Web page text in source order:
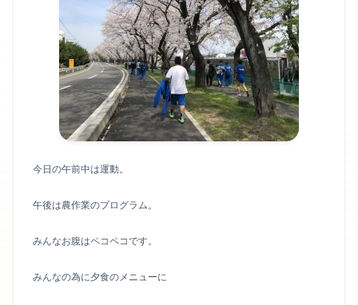
今日の午前中は運動。
午後は農作業のプログラム。
みんなお腹はペコペコです。
みんなの為に夕食のメニューに